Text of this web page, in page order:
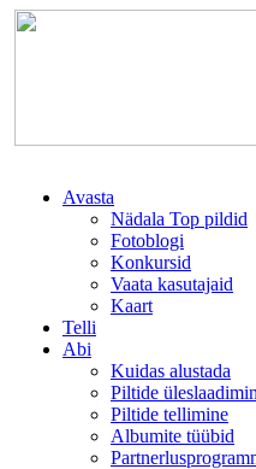
Avasta
Nädala Top pildid
Fotoblogi
Konkursid
Vaata kasutajaid
Kaart
Telli
Abi
Kuidas alustada
Piltide
Piltide tellimine
Albumite tüübid